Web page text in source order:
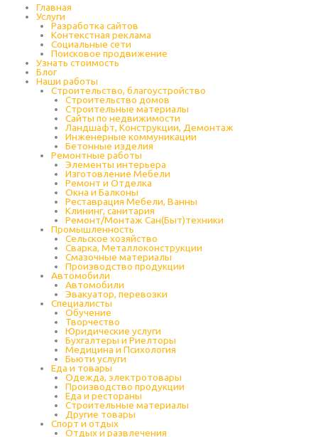
Главная
Услуги
Разработка сайтов
Контекстная реклама
Социальные сети
Поисковое продвижение
Узнать стоимость
Блог
Наши работы
Строительство, благоустройство
Строительство домов
Строительные материалы
Сайты по недвижимости
Ландшафт, Конструкции, Демонтаж
Инженерные коммуникации
Бетонные изделия
Ремонтные работы
Элементы интерьера
Изготовление Мебели
Ремонт и Отделка
Окна и Балконы
Реставрация Мебели, Ванны
Клининг, санитария
Ремонт/Монтаж Сан(Быт)техники
Промышленность
Cельское хозяйство
Сварка, Металлоконструкции
Cмазочные материалы
Производство продукции
Автомобили
Автомобили
Эвакуатор, перевозки
Специалисты
Обучение
Творчество
Юридические услуги
Бухгалтеры и Риелторы
Медицина и Психология
Бьюти услуги
Еда и товары
Одежда, электротовары
Производство продукции
Еда и рестораны
Строительные материалы
Другие товары
Спорт и отдых
Отдых и развлечения